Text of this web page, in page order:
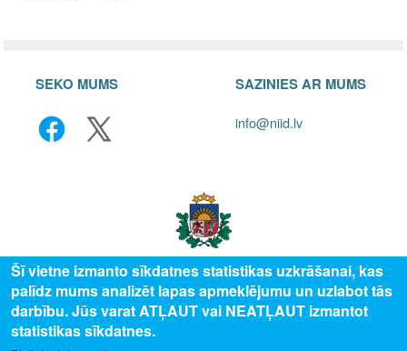
SEKO MUMS SAZINIES AR MUMS
info@niid.lv
© 2025 Valsts izglītības attīstības aģentūra, publicētā satura visas tiesības
Šī vietne izmanto sīkdatnes statistikas uzkrāšanai, kas
palīdz mums analizēt lapas apmeklējumu un uzlabot tās
darbību. Jūs varat ATĻAUT vai NEATĻAUT izmantot
statistikas sīkdatnes.